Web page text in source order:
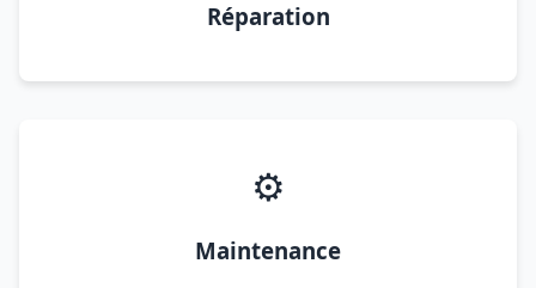
Réparation
⚙️
Maintenance